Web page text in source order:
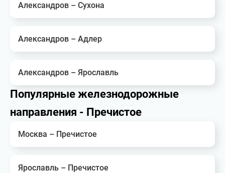
Александров – Сухона
Александров – Адлер
Александров – Ярославль
Популярные железнодорожные
направления - Пречистое
Москва – Пречистое
Ярославль – Пречистое